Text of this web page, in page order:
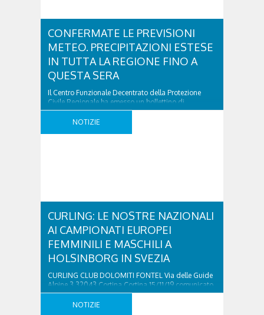
CONFERMATE LE PREVISIONI
METEO. PRECIPITAZIONI ESTESE
IN TUTTA LA REGIONE FINO A
QUESTA SERA
Il Centro Funzionale Decentrato della Protezione
Civile Regionale ha emesso un bollettino di
aggiornamento della situazione in base alle
evoluzioni meteo. Come attesto, da ieri sera
NOTIZIE
CURLING: LE NOSTRE NAZIONALI
AI CAMPIONATI EUROPEI
FEMMINILI E MASCHILI A
HOLSINBORG IN SVEZIA
CURLING CLUB DOLOMITI FONTEL Via delle Guide
Alpine 3 32043 Cortina Cortina 15/11/19 comunicato
stampa E già ci siamo, questo fine settimana in
Svezia a Holsinborg iniziano i campionati Europei di
NOTIZIE